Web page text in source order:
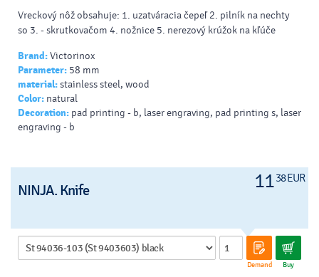
Vreckový nôž obsahuje: 1. uzatváracia čepeľ 2. pilník na nechty
so 3. - skrutkovačom 4. nožnice 5. nerezový krúžok na kľúče
Brand:Victorinox
Parameter: 58 mm
material:stainless steel, wood
Color: natural
Decoration: pad printing - b, laser engraving, pad printing s, laser
engraving - b
1138 EUR
NINJA. Knife
Demand Buy